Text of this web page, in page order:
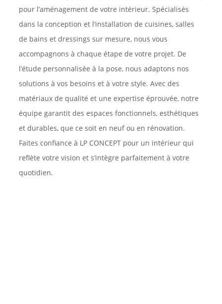
pour l’aménagement de votre intérieur. Spécialisés
dans la conception et l’installation de cuisines, salles
de bains et dressings sur mesure, nous vous
accompagnons à chaque étape de votre projet. De
l’étude personnalisée à la pose, nous adaptons nos
solutions à vos besoins et à votre style. Avec des
matériaux de qualité et une expertise éprouvée, notre
équipe garantit des espaces fonctionnels, esthétiques
et durables, que ce soit en neuf ou en rénovation.
Faites confiance à LP CONCEPT pour un intérieur qui
reflète votre vision et s’intègre parfaitement à votre
quotidien.